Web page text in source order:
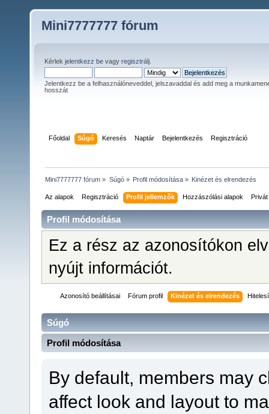
Mini7777777 fórum
Kérlek jelentkezz be vagy regisztrálj
Jelentkezz be a felhasználóneveddel, jelszavaddal és add meg a
hosszát
Főoldal Súgó Keresés Naptár Bejelentkezés Regisztráció
Mini7777777 fórum » Súgó» Profil módosítása» Kinézet és elrendezés
Az alapok Regisztráció Profil jellemzők Hozzászólási alapok
Profil módosítása
Ez a rész az azonosítókon
nyújt információt.
Azonosító beállításai Fórum profil Kinézet és elrendezés
Súgó
Profil módosítása
By default, members may
affect look and layout to